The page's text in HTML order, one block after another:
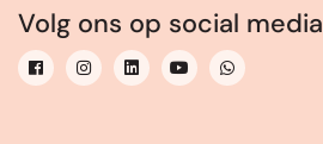
Volg ons op social media